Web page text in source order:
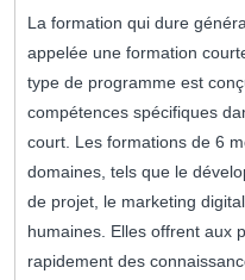
La formation qui dure
appelée une formation
type de programme est
compétences spécifiques
court. Les formations de 6
domaines, tels que le
de projet, le marketing
humaines. Elles offrent aux
rapidement des